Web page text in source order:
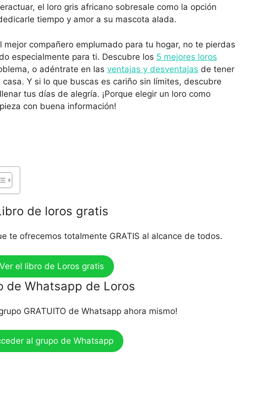
el loro gris africano sobresale como la opción
tiempo y amor a su mascota alada.
compañero emplumado para tu hogar, no te pierdas
especialmente para ti. Descubre los 5 mejores loros
o adéntrate en las ventajas y desventajas de tener
Y si lo que buscas es cariño sin límites, descubre
tus días de alegría. ¡Porque elegir un loro como
con buena información!
de loros gratis
te ofrecemos totalmente GRATIS al alcance de todos.
Ver el libro de Loros gratis
de Whatsapp de Loros
GRATUITO de Whatsapp ahora mismo!
al grupo de Whatsapp